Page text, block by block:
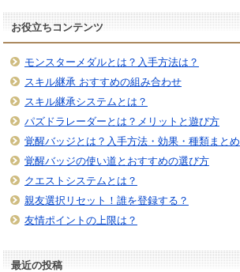
お役立ちコンテンツ
モンスターメダルとは？入手方法は？
スキル継承 おすすめの組み合わせ
スキル継承システムとは？
パズドラレーダーとは？メリットと遊び方
覚醒バッジとは？入手方法・効果・種類まとめ
覚醒バッジの使い道とおすすめの選び方
クエストシステムとは？
親友選択リセット！誰を登録する？
友情ポイントの上限は？
最近の投稿